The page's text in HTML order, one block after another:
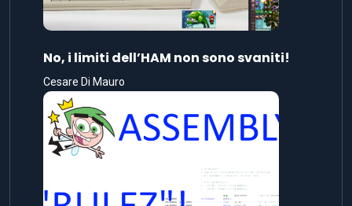
No, i limiti dell’HAM non sono svaniti!
Cesare Di Mauro